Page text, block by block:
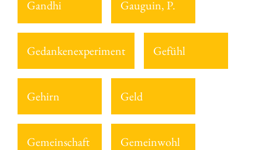
Gandhi Gauguin, P.
Gedankenexperiment Gefühl
Gehirn Geld
Gemeinschaft Gemeinwohl